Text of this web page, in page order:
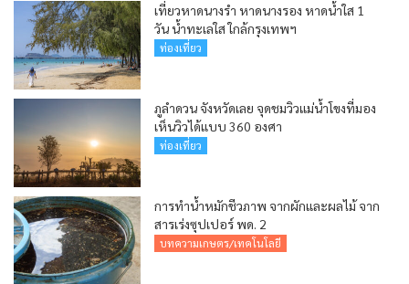
เที่ยวหาดนางรำ หาดนางรอง หาดน้ำใส 1
วัน น้ำทะเลใส ใกล้กรุงเทพฯ
ท่องเที่ยว
ภูลำดวน จังหวัดเลย จุดชมวิวแม่น้ำโขงที่มอง
เห็นวิวได้แบบ 360 องศา
ท่องเที่ยว
การทำน้ำหมักชีวภาพ จากผักและผลไม้ จาก
สารเร่งซุปเปอร์ พด. 2
บทความเกษตร/เทคโนโลยี